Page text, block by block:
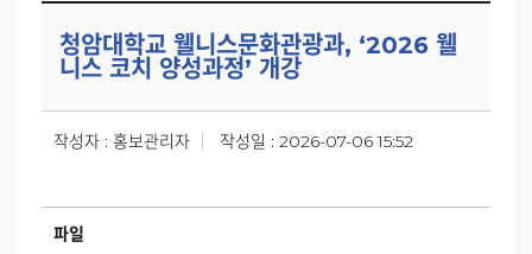
청암대학교 웰니스문화관광과, ‘2026 웰
니스 코치 양성과정’ 개강
작성자 : 홍보관리자 작성일 : 2026-07-06 15:52
파일